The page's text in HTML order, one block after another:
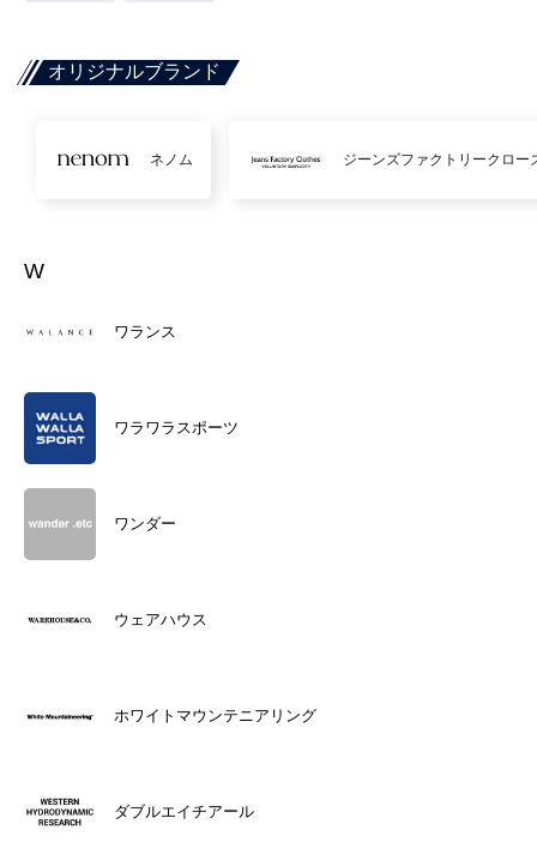
オリジナルブランド
ネノム ジーンズファクトリークロー
W
ワランス
ワラワラスポーツ
ワンダー
ウェアハウス
ホワイトマウンテニアリング
ダブルエイチアール